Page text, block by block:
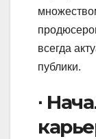
всегда
публики.
∙